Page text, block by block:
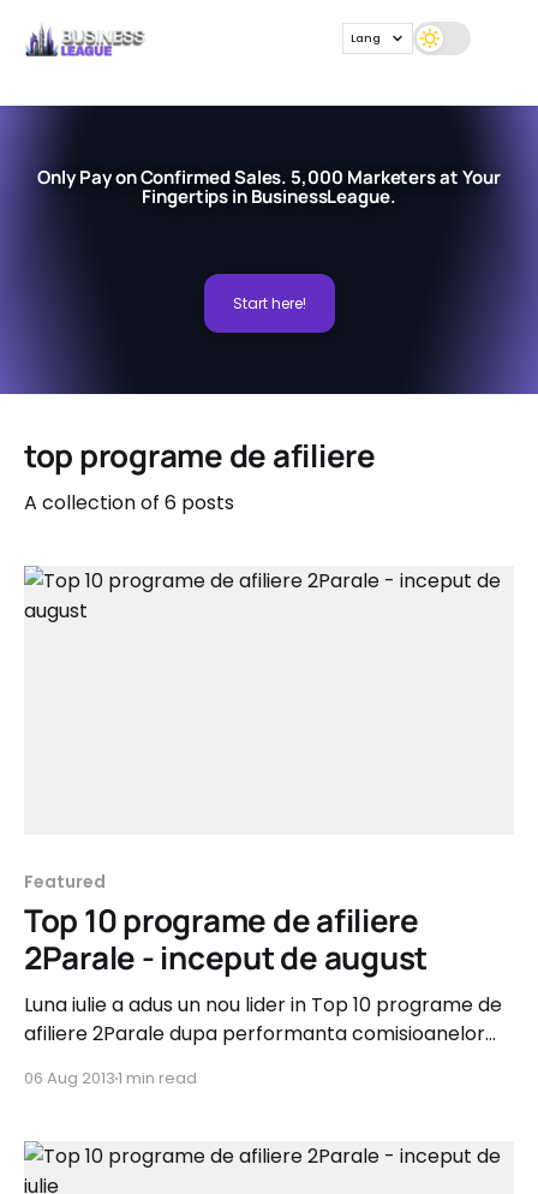
Lang
Only Pay on Confirmed Sales. 5,000 Marketers at Your
Fingertips in BusinessLeague.
Start here!
top programe de afiliere
A collection of 6 posts
Featured
Top 10 programe de afiliere
2Parale - inceput de august
Luna iulie a adus un nou lider in Top 10 programe de
afiliere 2Parale dupa performanta comisioanelor
demonstrat inca o data ca implicarea advertiserilor
roade bune in afiliere. Campania StarShiners a
revenit pe primul loc,
06 Aug 20131 min read